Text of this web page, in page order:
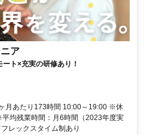
ア
ト×充実の研修あり！
月あたり173時間 10:00～19:00 ※休
均残業時間：月6時間（2023年度実
レックスタイム制あり